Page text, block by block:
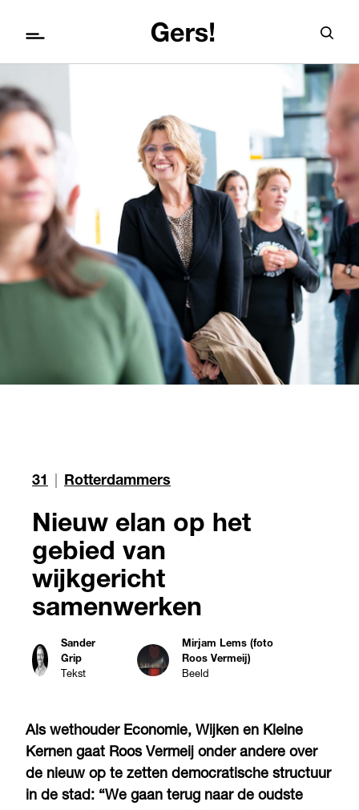
31 Rotterdammers
Nieuw elan op het
gebied van
wijkgericht
samenwerken
Sander
Grip
Tekst
Mirjam Lems (foto
Roos Vermeij)
Beeld
Als wethouder Economie, Wijken en Kleine
Kernen gaat Roos Vermeij onder andere over
de nieuw op te zetten democratische structuur
in de stad: “We gaan terug naar de oudste